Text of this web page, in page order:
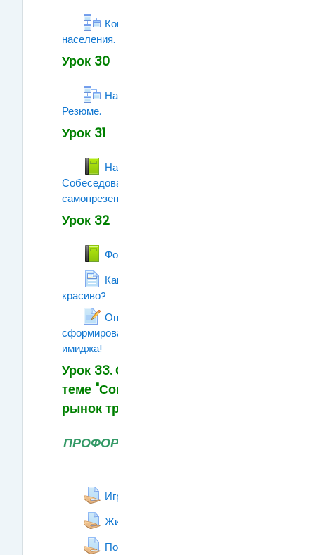
Конституция РФ о занятости
населения. КЗОТ. Трудовой договор.
Урок 30
Наем на работу. Портфолио.
Резюме.
Лекция
Урок 31
Наем на работу.
Собеседование. Навыки
самопрезентации
Урок 32
Формирование имиджа
Как научиться говорить
красиво?Страница
Определи степень
сформированности собственного
имиджа!
Рабочая тетрадь
Урок 33. Обобщение по
теме "Современный
рынок труда".
ПРОФОРИЕНТАЦИОННЫЕ
Игра "ПРИЗВАНИЕ"
Жизненные планы
Подарок с намеком